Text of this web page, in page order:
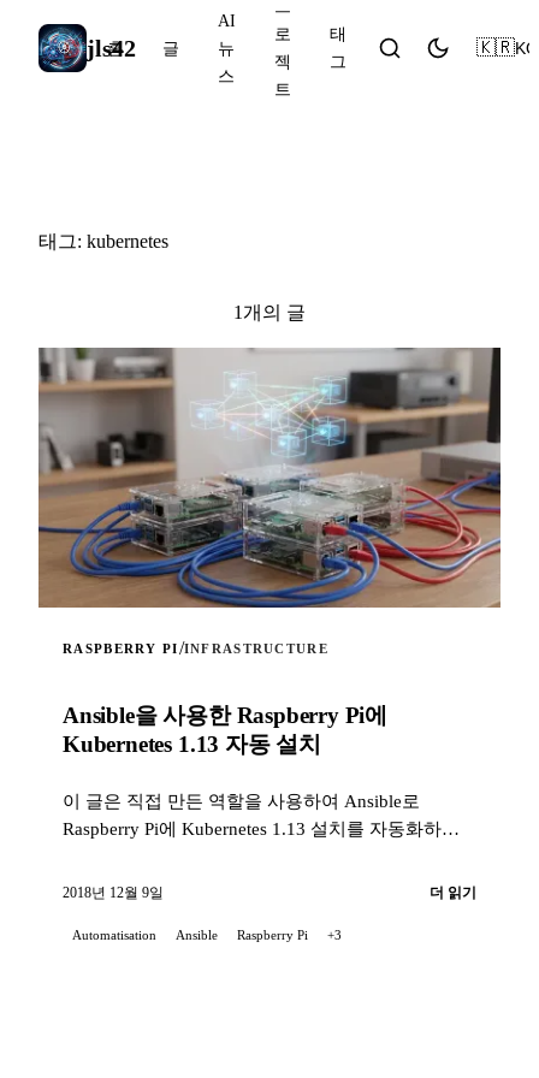
jls42
홈 글
AI
뉴
스
프
로
젝
트
태
그
🇰🇷KO
태그: kubernetes
1개의 글
RASPBERRY PI/INFRASTRUCTURE
Ansible을 사용한 Raspberry Pi에
Kubernetes 1.13 자동 설치
이 글은 직접 만든 역할을 사용하여 Ansible로
Raspberry Pi에 Kubernetes 1.13 설치를 자동화하는
2018년 12월 9일 더 읽기
Automatisation Ansible Raspberry Pi +3